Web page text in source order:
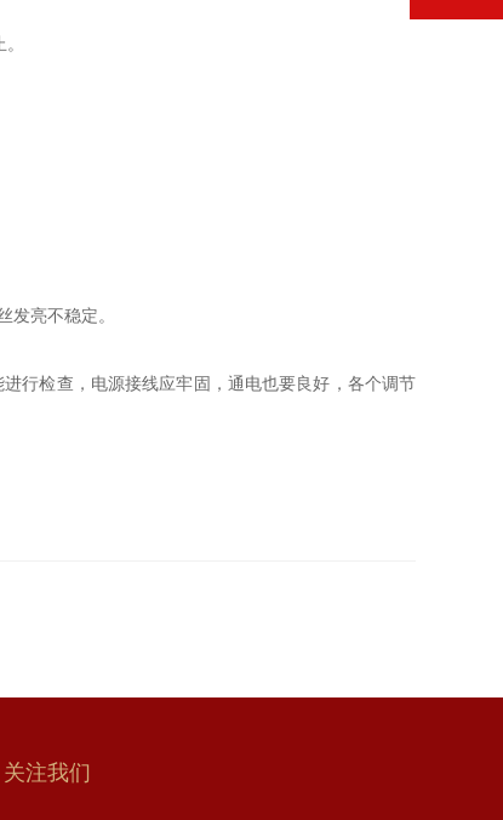
亮不稳定。
行检查，电源接线应牢固，通电也要良好，各个调节
关注我们